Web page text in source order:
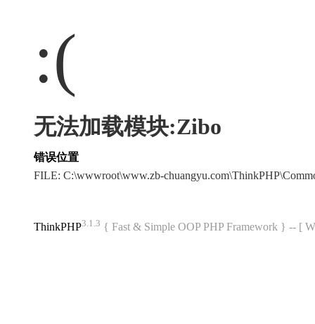
:(
无法加载模块:Zibo
错误位置
FILE: C:\wwwroot\www.zb-
ThinkPHP3.1.3 { Fast & Simple OOP PHP Framework } -- [